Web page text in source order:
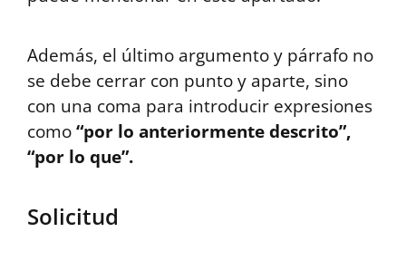
Además, el último argumento y párrafo no
se debe cerrar con punto y aparte, sino
con una coma para introducir expresiones
como“por lo anteriormente descrito”,
“por lo que”.
Solicitud